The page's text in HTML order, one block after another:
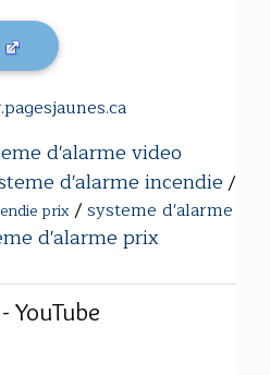
d'alarme video
d'alarme incendie/
prix/systeme d'alarme
d'alarme prix
YouTube